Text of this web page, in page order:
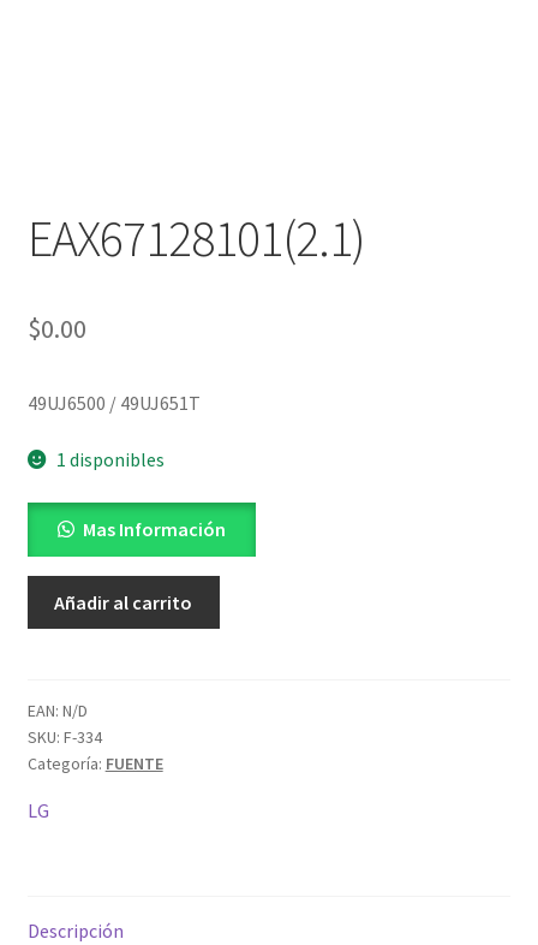
EAX67128101(2.1)
$0.00
49UJ6500 / 49UJ651T
1 disponibles
Mas Información
Añadir al carrito
EAN: N/D
SKU: F-334
Categoría: FUENTE
LG
Descripción